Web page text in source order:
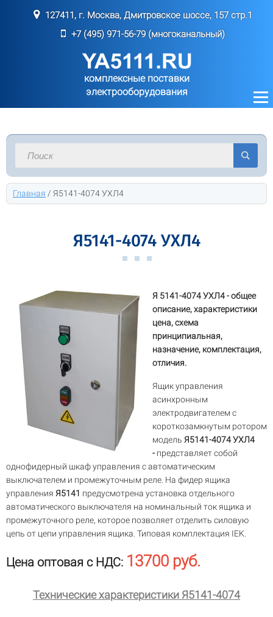
127411, г. Москва, Дмитровское шоссе, 157 стр.1
+7 (495) 971-56-79 (многоканальный)
комплексные поставки
электрооборудования
Главная / Я5141-4074 УХЛ4
Я5141-4074 УХЛ4
Я 5141-4074 УХЛ4 - общее
описание, характеристики
цена, схема
принципиальная,
назначение, комплектация,
отличия.
Ящик управления
асинхронным
электродвигателем с
короткозамкнутым ротором
модель Я5141-4074 УХЛ4
-представляет собой
однофидерный шкаф управления с автоматическим
выключателем и промежуточным реле. На фидер ящика
управления Я5141 предусмотрена установка отдельного
автоматического выключателя на номинальный ток ящика и
промежуточного реле, которое позволяет отделить силовую
цепь от цепи управления ящика. Типовая комплектация IEK.
Цена оптовая с НДС: 13700 руб.
Технические характеристики Я5141-4074